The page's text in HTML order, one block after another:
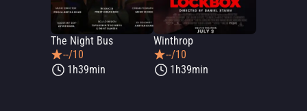
The Night Bus
--/10
1h39min
Winthrop
--/10
1h39min